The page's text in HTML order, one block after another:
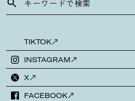
TIKTOK
INSTAGRAM
X
FACEBOOK